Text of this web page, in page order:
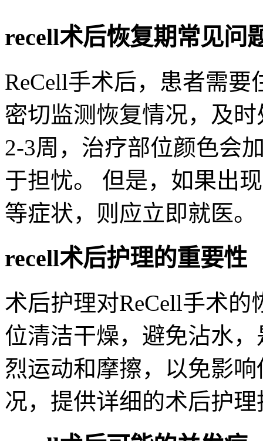
recell术后恢复期常见问
ReCell手术后，患者需
密切监测恢复情况，及
2-3周，治疗部位颜色会
于担忧。 但是，如果出
等症状，则应立即就医。
recell术后护理的重要性
术后护理对ReCell手术
位清洁干燥，避免沾水
烈运动和摩擦，以免影
况，提供详细的术后护